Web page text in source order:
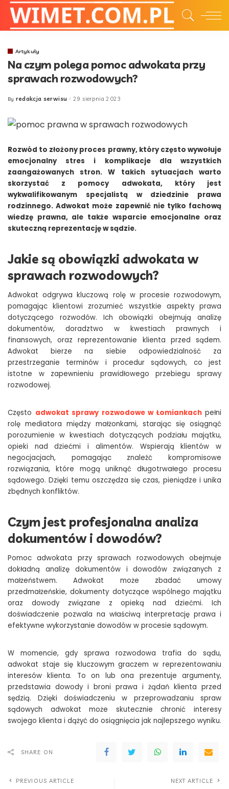
Artykuły
Na czym polega pomoc adwokata przy
sprawach rozwodowych?
Posted
By redakcja serwisu 29 sierpnia 2023
Rozwód to złożony proces prawny, który często wywołuje
emocjonalny stres i komplikacje dla wszystkich
zaangażowanych stron. W takich sytuacjach warto
skorzystać z pomocy adwokata, który jest
wykwalifikowanym specjalistą w dziedzinie prawa
rodzinnego. Adwokat może zapewnić nie tylko fachową
wiedzę prawna, ale także wsparcie emocjonalne oraz
skuteczną reprezentację w sądzie.
Jakie są obowiązki adwokata w
sprawach rozwodowych?
Adwokat odgrywa kluczową rolę w procesie rozwodowym,
pomagając klientowi zrozumieć wszystkie aspekty prawa
dotyczącego rozwodów. Ich obowiązki obejmują analizę
dokumentów, doradztwo w kwestiach prawnych i
finansowych, oraz reprezentowanie klienta przed sądem.
Adwokat bierze na siebie odpowiedzialność za
przestrzeganie terminów i procedur sądowych, co jest
istotne w zapewnieniu prawidłowego przebiegu sprawy
rozwodowej.
Często adwokat sprawy rozwodowe w Łomiankachpełni
rolę mediatora między małżonkami, starając się osiągnąć
porozumienie w kwestiach dotyczących podziału majątku,
opieki nad dziećmi i alimentów. Wspierają klientów w
negocjacjach, pomagając znaleźć kompromisowe
rozwiązania, które mogą uniknąć długotrwałego procesu
sądowego. Dzięki temu oszczędza się czas, pieniądze i unika
zbędnych konfliktów.
Czym jest profesjonalna analiza
dokumentów i dowodów?
Pomoc adwokata przy sprawach rozwodowych obejmuje
dokładną analizę dokumentów i dowodów związanych z
małżeństwem. Adwokat może zbadać umowy
przedmałżeńskie, dokumenty dotyczące wspólnego majątku
oraz dowody związane z opieką nad dziećmi. Ich
doświadczenie pozwala na właściwą interpretację prawa i
efektywne wykorzystanie dowodów w procesie sądowym.
W momencie, gdy sprawa rozwodowa trafia do sądu,
adwokat staje się kluczowym graczem w reprezentowaniu
interesów klienta. To on lub ona prezentuje argumenty,
przedstawia dowody i broni prawa i żądań klienta przed
sędzią. Dzięki doświadczeniu w przeprowadzaniu spraw
sądowych adwokat może skutecznie chronić interesy
swojego klienta i dążyć do osiągnięcia jak najlepszego wyniku.
SHARE ON
PREVIOUS ARTICLE NEXT ARTICLE